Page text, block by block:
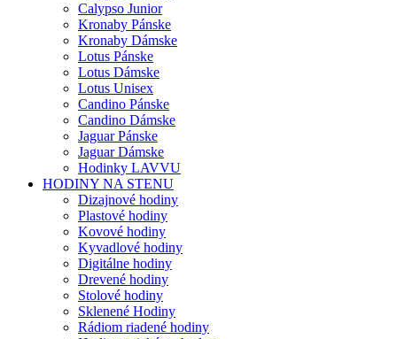
Calypso Junior
Kronaby Pánske
Kronaby Dámske
Lotus Pánske
Lotus Dámske
Lotus Unisex
Candino Pánske
Candino Dámske
Jaguar Pánske
Jaguar Dámske
Hodinky LAVVU
HODINY NA STENU
Dizajnové hodiny
Plastové hodiny
Kovové hodiny
Kyvadlové hodiny
Digitálne hodiny
Drevené hodiny
Stolové hodiny
Sklenené Hodiny
Rádiom riadené hodiny